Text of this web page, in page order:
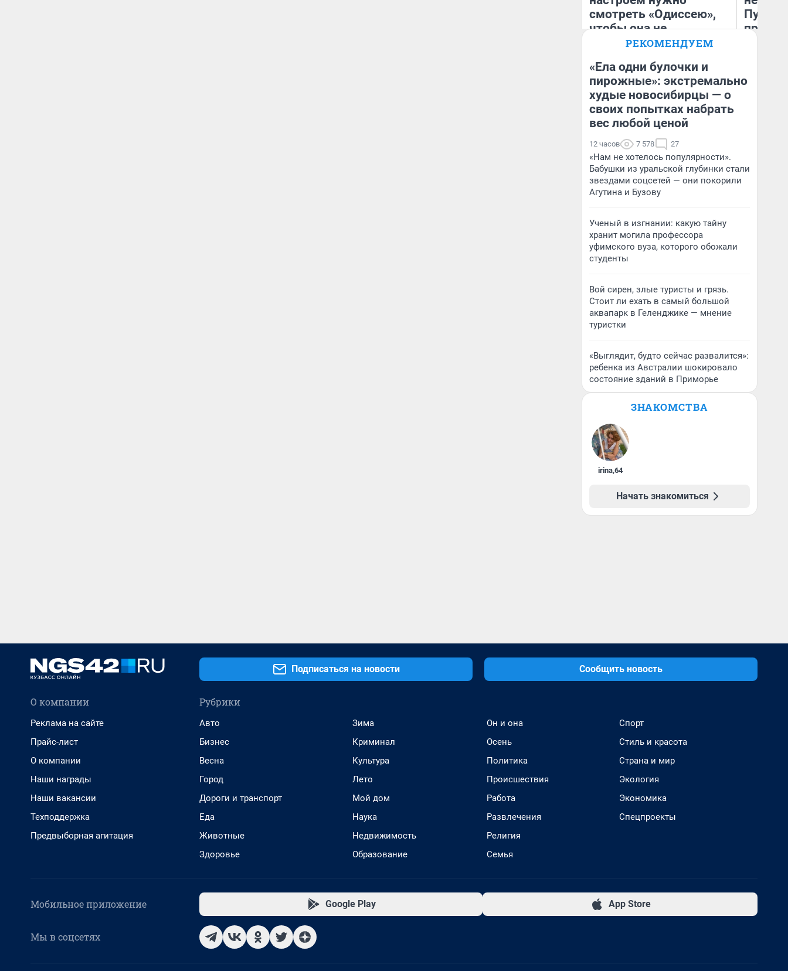
смотреть «Одиссею»,
чтобы она не
выглядела как фиаско
Надежда Губарь
РЕКОМЕНДУЕМ
«Ела одни булочки и
пирожные»: экстремально
худые новосибирцы — о
своих попытках набрать
вес любой ценой
12 часов 7 578 27
«Нам не хотелось популярности».
Бабушки из уральской глубинки стали
звездами соцсетей — они покорили
Агутина и Бузову
Ученый в изгнании: какую тайну
хранит могила профессора
уфимского вуза, которого обожали
студенты
Вой сирен, злые туристы и грязь.
Стоит ли ехать в самый большой
аквапарк в Геленджике — мнение
туристки
«Выглядит, будто сейчас развалится»:
ребенка из Австралии шокировало
состояние зданий в Приморье
ЗНАКОМСТВА
irina,64
Начать знакомиться
Подписаться на новости Сообщить новость
О компании
Реклама на сайте
Прайс-лист
О компании
Наши награды
Наши вакансии
Техподдержка
Предвыборная агитация
Рубрики
Авто
Бизнес
Весна
Город
Дороги и транспорт
Еда
Животные
Здоровье
Зима
Криминал
Культура
Лето
Мой дом
Наука
Недвижимость
Образование
Он и она
Осень
Политика
Происшествия
Работа
Развлечения
Религия
Семья
Спорт
Стиль и красота
Страна и мир
Экология
Экономика
Спецпроекты
Мобильное приложение Google Play App Store
Мы в соцсетях